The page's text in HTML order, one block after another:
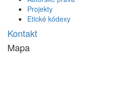
Projekty
Etické kódexy
Kontakt
Mapa